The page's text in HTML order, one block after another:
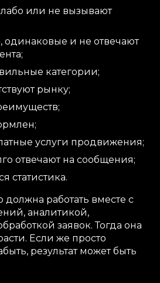
или не вызывают
одинаковые и не отвечают
категории;
рынку;
услуги продвижения;
отвечают на сообщения;
статистика.
должна работать вместе с
аналитикой,
заявок. Тогда она
Если же просто
результат может быть